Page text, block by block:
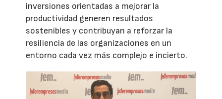
inversiones orientadas a mejorar la
productividad generen resultados
sostenibles y contribuyan a reforzar la
resiliencia de las organizaciones en un
entorno cada vez más complejo e incierto.